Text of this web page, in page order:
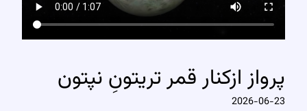
پرواز ازکنار قمر تریتونِ نپتون
2026-06-23